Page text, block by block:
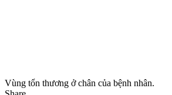
Vùng tổn thương ở chân của bệnh nhân.